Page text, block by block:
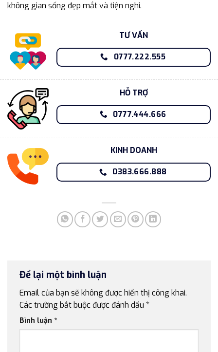
không gian sống đẹp mắt và tiện nghi.
TƯ VẤN
0777.222.555
HỖ TRỢ
0777.444.666
KINH DOANH
0383.666.888
Để lại một bình luận
Email của bạn sẽ không được hiển thị công khai.
Các trường bắt buộc được đánh dấu *
Bình luận *